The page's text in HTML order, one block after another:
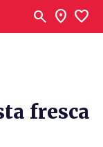
search location_on favorite
fresca